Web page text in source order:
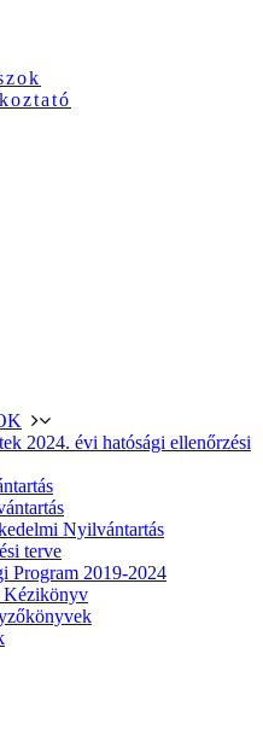
2024. évi hatósági ellenőrzési
Nyilvántartás
terve
Program 2019-2024
Kézikönyv